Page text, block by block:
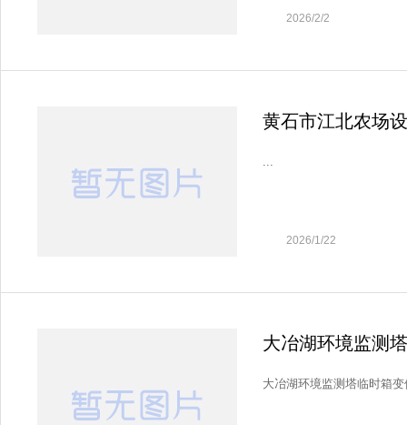
2026/2/2
黄石市江北农场
...
2026/1/22
大冶湖环境监测
大冶湖环境监测塔临时箱